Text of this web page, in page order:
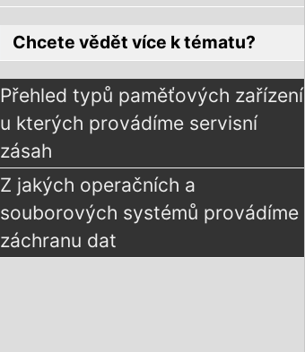
Chcete vědět více k tématu?
Přehled typů paměťových zařízení
u kterých provádíme servisní
zásah
Z jakých operačních a
souborových systémů provádíme
záchranu dat